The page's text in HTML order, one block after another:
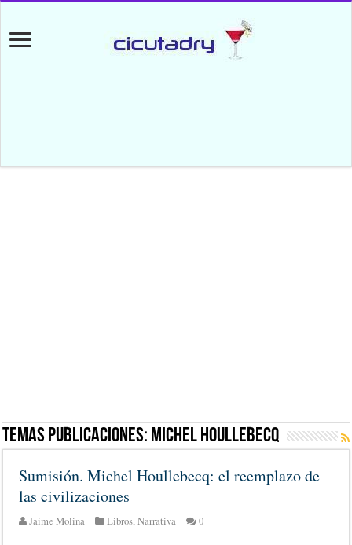
Temas Publicaciones: Michel Houllebecq
Sumisión. Michel Houllebecq: el reemplazo de
las civilizaciones
Jaime Molina Libros,Narrativa 0